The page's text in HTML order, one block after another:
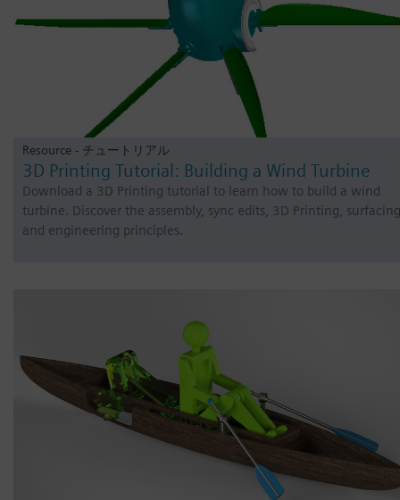
Resource - チュートリアル
3D Printing Tutorial: Building a Wind Turbine
Download a 3D Printing tutorial to learn how to build a wind
turbine. Discover the assembly, sync edits, 3D Printing, surfacing
and engineering principles.